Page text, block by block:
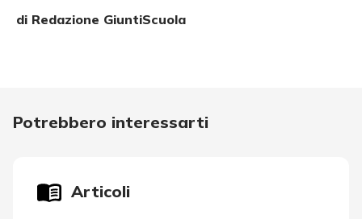
di Redazione GiuntiScuola
Potrebbero interessarti
Articoli